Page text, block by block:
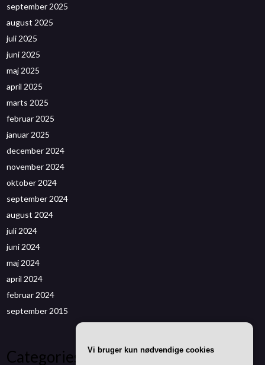
september 2025
august 2025
juli 2025
juni 2025
maj 2025
april 2025
marts 2025
februar 2025
januar 2025
december 2024
november 2024
oktober 2024
september 2024
august 2024
juli 2024
juni 2024
maj 2024
april 2024
februar 2024
september 2015
Categories Vi bruger kun nødvendige cookies